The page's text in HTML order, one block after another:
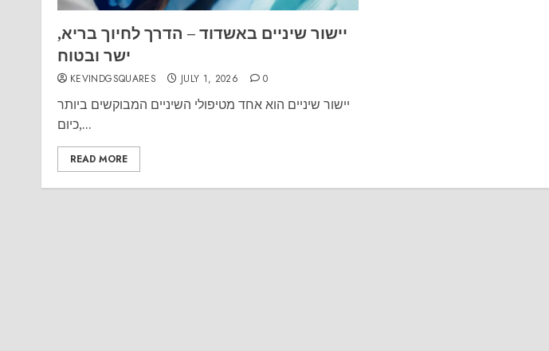
יישור שיניים באשדוד – הדרך לחיוך בריא,
ישר ובטוח
KEVINDGSQUARES JULY 1, 2026 0
יישור שיניים הוא אחד מטיפולי השיניים המבוקשים ביותר
כיום,...
READ MORE